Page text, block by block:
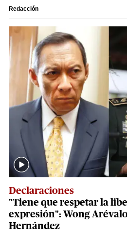
Redacción
Declaraciones
"Tiene que respetar la
expresión": Wong
Hernández